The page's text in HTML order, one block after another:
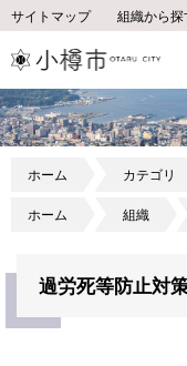
サイトマップ 組織から探
ホーム カテゴリ
ホーム 組織
過労死等防止対